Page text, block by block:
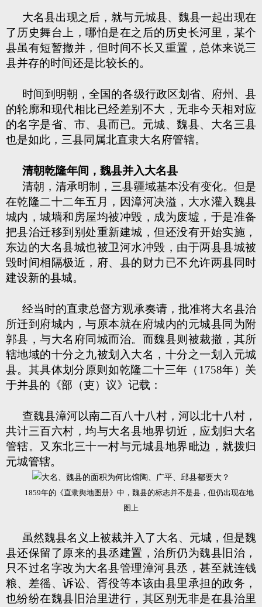
大名县出现之后，就与元城县、魏县一起出现在
了历史舞台上，哪怕是在之后的历史长河里，某个
县虽有短暂撤并，但时间不长又重置，总体来说三
县并存的时间还是比较长的。
时间到明朝，全国的各级行政区划省、府州、县
的轮廓和现代相比已经差别不大，无非今天相对应
的名字是省、市、县而已。元城、魏县、大名三县
也是如此，三县同属北直隶大名府管辖。
清朝乾隆年间，魏县并入大名县
清朝，清承明制，三县疆域基本没有变化。但是
在乾隆二十二年五月，因漳河决溢，大水灌入魏县
城内，城墙和房屋均被冲毁，成为废墟，于是准备
把县治迁移到别处重新建城，但还没有开始实施，
东边的大名县城也被卫河水冲毁，由于两县县城被
毁时间相隔极近，府、县的财力已不允许两县同时
建设新的县城。
经当时的直隶总督方观承奏请，批准将大名县治
所迁到府城内，与原本就在府城内的元城县同为附
郭县，与大名府同城而治。而魏县则被裁撤，其所
辖地域的十分之九被划入大名，十分之一划入元城
县。其具体划分原则如乾隆二十三年（1758年）关
于并县的《部（吏）议》记载：
查魏县漳河以南二百八十八村，河以北十八村，
共计三百六村，均与大名县地界切近，应划归大名
管辖。又东北三十一村与元城县地界毗边，就拨归
元城管辖。
1859年的《直隶舆地图册》中，魏县的标志并不是县，但仍出现在地
图上
虽然魏县名义上被裁并入了大名、元城，但是魏
县还保留了原来的县丞建置，治所仍为魏县旧治，
只不过名字改为大名县管理漳河县丞，甚至就连钱
粮、差徭、诉讼、胥役等本该由县里承担的政务，
也纷纷在魏县旧治里进行，其区别无非是在县治里